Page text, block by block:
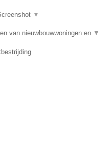
▼
van nieuwbouwwoningen en ▼